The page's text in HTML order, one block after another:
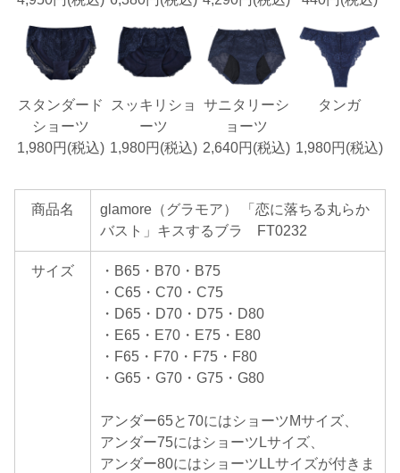
スタンダード
ショーツ
スッキリショ
ーツ
サニタリーシ
ョーツ
タンガ
1,980円(税込) 1,980円(税込) 2,640円(税込) 1,980円(税込)
商品名
glamore（グラモア） 「恋に落ちる丸らか
バスト」キスするブラ FT0232
サイズ
・B65・B70・B75
・C65・C70・C75
・D65・D70・D75・D80
・E65・E70・E75・E80
・F65・F70・F75・F80
・G65・G70・G75・G80
アンダー65と70にはショーツMサイズ、
アンダー75にはショーツLサイズ、
アンダー80にはショーツLLサイズが付きま